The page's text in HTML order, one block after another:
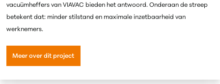
vacuümheffers van VIAVAC bieden het antwoord.Onderaan de streep
betekent dat: minder stilstand en maximale inzetbaarheid van
werknemers.
Meer over dit project